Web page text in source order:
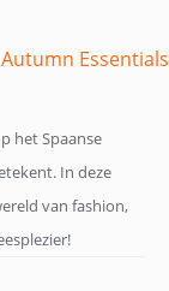
Autumn Essentials
het Spaanse
In deze
van fashion,